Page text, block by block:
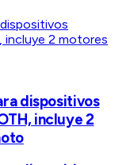
dispositivos
incluye 2